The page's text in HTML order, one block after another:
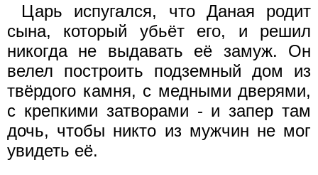
Царь испугался, что Даная родит
сына, который убьёт его, и решил
никогда не выдавать её замуж. Он
велел построить подземный дом из
твёрдого камня, с медными дверями,
с крепкими затворами - и запер там
дочь, чтобы никто из мужчин не мог
увидеть её.